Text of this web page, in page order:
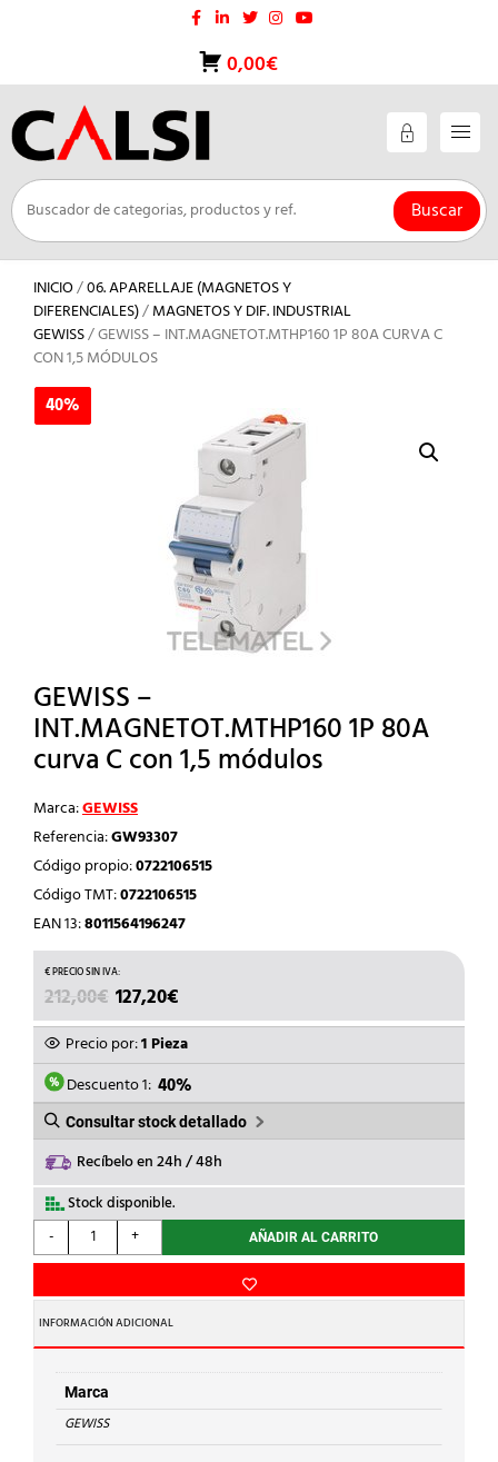
0,00€
Buscar
INICIO/06. APARELLAJE (MAGNETOS Y
DIFERENCIALES)/MAGNETOS Y DIF. INDUSTRIAL
GEWISS/ GEWISS – INT.MAGNETOT.MTHP160 1P 80A CURVA C
CON 1,5 MÓDULOS
40%
GEWISS –
INT.MAGNETOT.MTHP160 1P 80A
curva C con 1,5 módulos
Marca:GEWISS
Referencia:GW93307
Código propio:0722106515
Código TMT:0722106515
EAN 13:8011564196247
212,00€ EL
PRECIO
ORIGINAL
ERA:
212,00€.
127,20€
PRECIO
ACTUAL
ES:
127,20€.
Precio por:1 Pieza
Descuento 1: 40%
Consultar stock detallado
Recíbelo en 24h / 48h
Stock disponible.
-
GEWISS
-
1P
80A
curva
C
con
1,5
módulos
+ AÑADIR AL CARRITO
INFORMACIÓN ADICIONAL
Marca
GEWISS
40%